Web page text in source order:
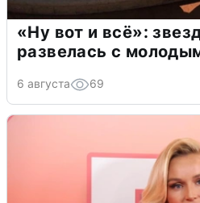
«Ну вот и всё»:
развелась с
6 августа 69